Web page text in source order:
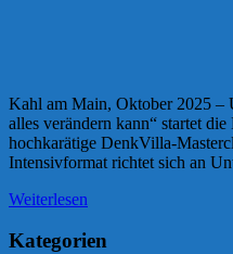
Kahl am Main, Oktober 2025 –
alles verändern kann“ startet
hochkarätige DenkVilla-
Intensivformat richtet sich an
Weiterlesen
Kategorien